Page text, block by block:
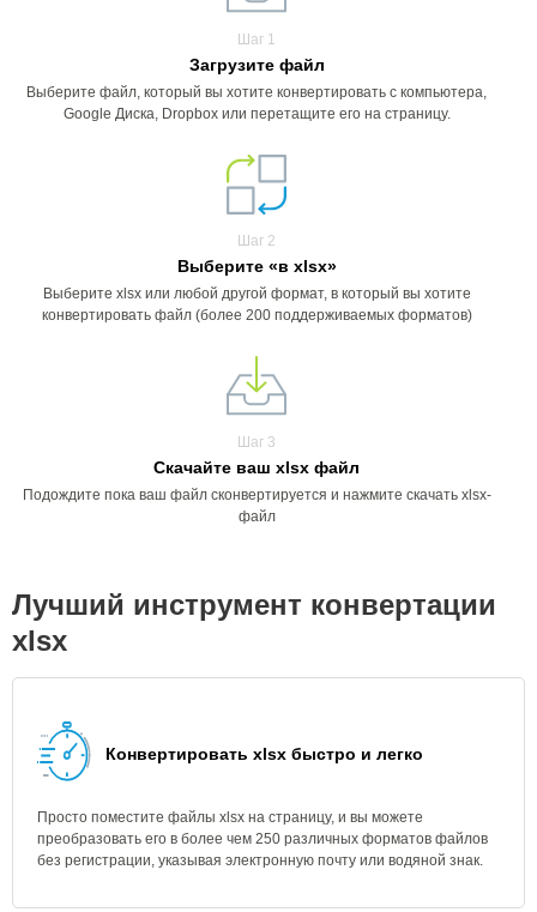
Шаг 1
Загрузите файл
Выберите файл, который вы хотите конвертировать с компьютера,
Google Диска, Dropbox или перетащите его на страницу.
Шаг 2
Выберите «в xlsx»
Выберите xlsx или любой другой формат, в который вы хотите
конвертировать файл (более 200 поддерживаемых форматов)
Шаг 3
Скачайте ваш xlsx файл
Подождите пока ваш файл сконвертируется и нажмите скачать xlsx-
файл
Лучший инструмент конвертации
xlsx
Конвертировать xlsx быстро и легко
Просто поместите файлы xlsx на страницу, и вы можете
преобразовать его в более чем 250 различных форматов файлов
без регистрации, указывая электронную почту или водяной знак.